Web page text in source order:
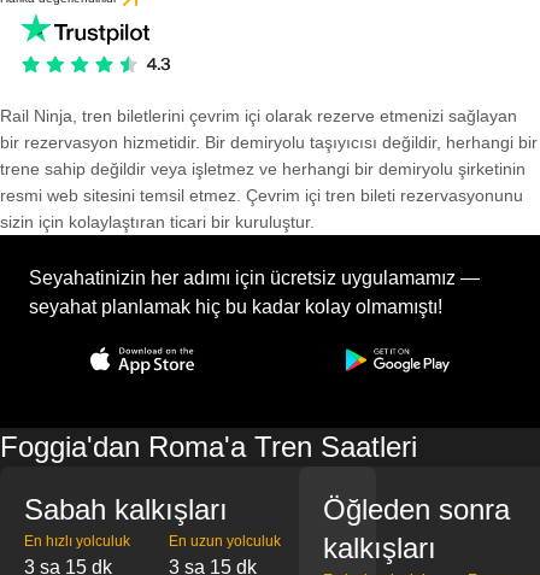
Rail Ninja, tren biletlerini çevrim içi olarak rezerve etmenizi sağlayan
bir rezervasyon hizmetidir. Bir demiryolu taşıyıcısı değildir, herhangi bir
trene sahip değildir veya işletmez ve herhangi bir demiryolu şirketinin
resmi web sitesini temsil etmez. Çevrim içi tren bileti rezervasyonunu
sizin için kolaylaştıran ticari bir kuruluştur.
Seyahatinizin her adımı için ücretsiz uygulamamız —
seyahat planlamak hiç bu kadar kolay olmamıştı!
Foggia'dan Roma'a Tren Saatleri
Sabah kalkışları
En hızlı yolculuk
3 sa 15 dk
En uzun yolculuk
3 sa 15 dk
Öğleden sonra
kalkışları